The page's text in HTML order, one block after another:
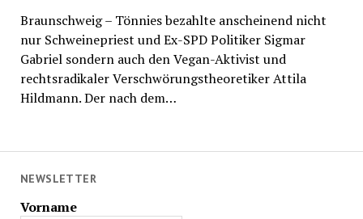
NEWSLETTER
Vorname
Braunschweig – Tönnies bezahlte anscheinend nicht
nur Schweinepriest und Ex-SPD Politiker Sigmar
Gabriel sondern auch den Vegan-Aktivist und
rechtsradikaler Verschwörungstheoretiker Attila
Hildmann. Der nach dem…